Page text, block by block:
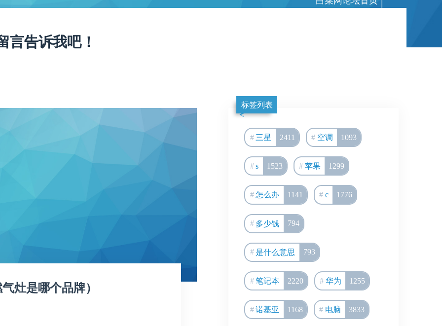
言告诉我吧！
灶是哪个品牌）
标签列表
三星 2411 空调 1093
s 1523 苹果 1299
怎么办 1141 c 1776
多少钱 794
是什么意思 793
笔记本 2220 华为 1255
诺基亚 1168 电脑 3833